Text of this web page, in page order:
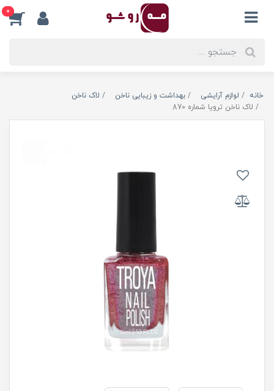
0
خانه لوازم آرایشی بهداشت و زیبایی ناخن
لاک ناخن
لاک ناخن ترویا شماره 870